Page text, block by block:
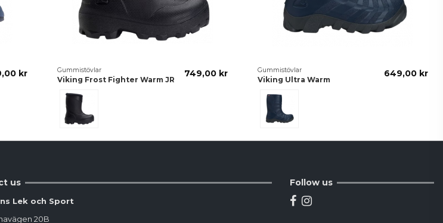
kr Gummistövlar
Viking Frost Fighter Warm JR
Black/Grey
749,00 kr Gummistövlar
Viking Ultra Warm
Svart/Grå
649,00 kr
us
Lek och Sport
20B
Follow us